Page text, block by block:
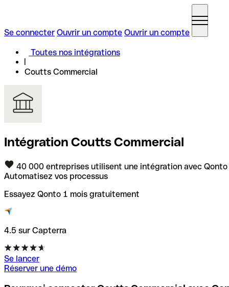
Se connecter Ouvrir un compte Ouvrir un compte
Toutes nos intégrations
Coutts Commercial
Intégration Coutts Commercial
40 000 entreprises utilisent une intégration avec Qonto
Automatisez vos processus
Essayez Qonto 1 mois gratuitement
4.5 sur Capterra
Se lancer
Réserver une démo